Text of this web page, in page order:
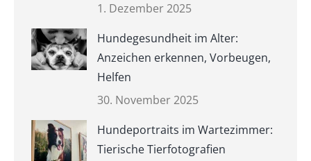
1. Dezember 2025
Hundegesundheit im Alter:
Anzeichen erkennen, Vorbeugen,
Helfen
30. November 2025
Hundeportraits im Wartezimmer:
Tierische Tierfotografien